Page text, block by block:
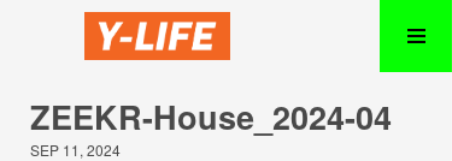
ZEEKR-House_2024-04
SEP 11, 2024